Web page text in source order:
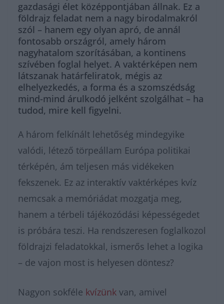
gazdasági élet középpontjában állnak. Ez a
földrajz feladat nem a nagy birodalmakról
szól – hanem egy olyan apró, de annál
fontosabb országról, amely három
nagyhatalom szorításában, a kontinens
szívében foglal helyet. A vaktérképen nem
látszanak határfeliratok, mégis az
elhelyezkedés, a forma és a szomszédság
mind-mind árulkodó jelként szolgálhat – ha
tudod, mire kell figyelni.
A három felkínált lehetőség mindegyike
valódi, létező törpeállam Európa politikai
térképén, ám teljesen más vidékeken
fekszenek. Ez az interaktív vaktérképes kvíz
nemcsak a memóriádat mozgatja meg,
hanem a térbeli tájékozódási képességedet
is próbára teszi. Ha rendszeresen foglalkozol
földrajzi feladatokkal, ismerős lehet a logika
– de vajon most is helyesen döntesz?
Nagyon sokféle kvízünk van, amivel